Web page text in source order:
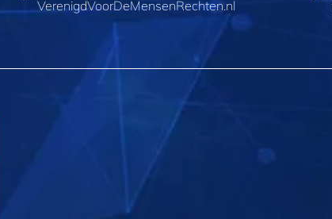
VerenigdVoorDeMensenRechten.nl